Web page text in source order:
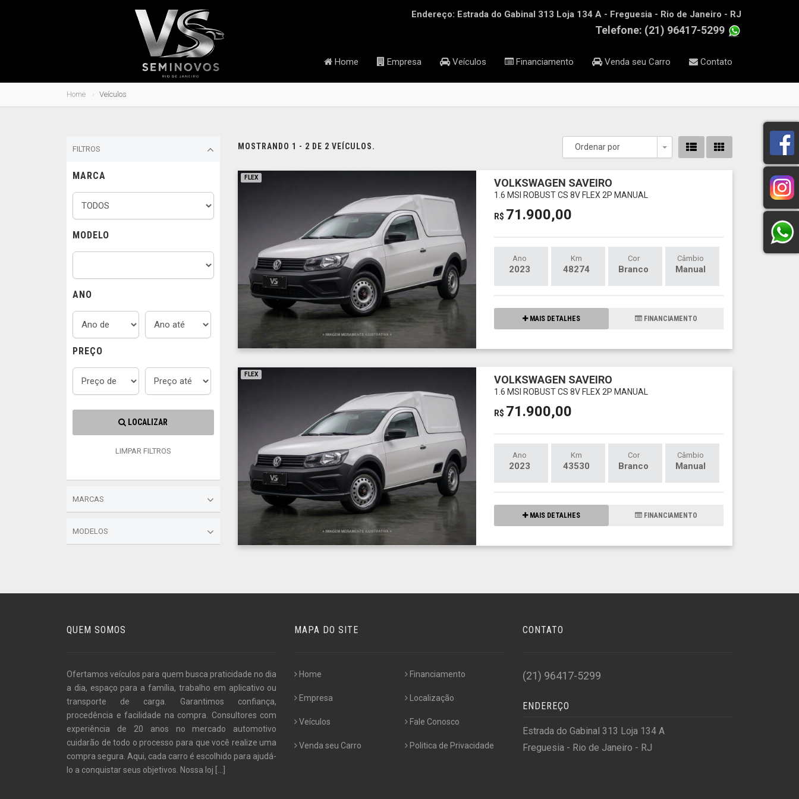
Endereço: Estrada do Gabinal 313 Loja 134 A - Freguesia - Rio de Janeiro - RJ
Telefone: (21) 96417-5299
Home Empresa Veículos Financiamento Venda seu Carro Contato
Home Veículos
FILTROS
MARCA
MODELO
ANO
PREÇO
LOCALIZAR
LIMPAR FILTROS
MARCAS
MODELOS
MOSTRANDO 1 - 2 DE 2 VEÍCULOS. Ordenar por
Toggle Dropdown
FLEX VOLKSWAGEN SAVEIRO
1.6 MSI ROBUST CS 8V FLEX 2P MANUAL
R$ 71.900,00
Ano
2023
Km
48274
Cor
Branco
Câmbio
Manual
MAIS DETALHES FINANCIAMENTO
FLEX VOLKSWAGEN SAVEIRO
1.6 MSI ROBUST CS 8V FLEX 2P MANUAL
R$ 71.900,00
Ano
2023
Km
43530
Cor
Branco
Câmbio
Manual
MAIS DETALHES FINANCIAMENTO
QUEM SOMOS
Ofertamos veículos para quem busca praticidade no dia
a dia, espaço para a família, trabalho em aplicativo ou
transporte de carga. Garantimos confiança,
procedência e facilidade na compra. Consultores com
experiência de 20 anos no mercado automotivo
cuidarão de todo o processo para que você realize uma
compra segura. Aqui, cada carro é escolhido para ajudá-
lo a conquistar seus objetivos. Nossa loj
MAPA DO SITE
Home
Empresa
Veículos
Venda seu Carro
Financiamento
Localização
Fale Conosco
Politica de Privacidade
CONTATO
(21) 96417-5299
ENDEREÇO
Estrada do Gabinal 313 Loja 134 A
Freguesia - Rio de Janeiro - RJ